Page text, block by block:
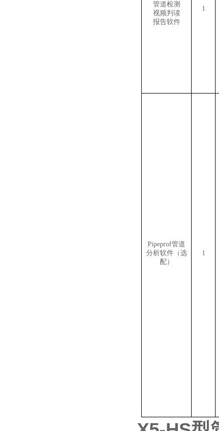
管道检测
视频判读
报告软件
1
Pipeprof管道
分析软件（选
配）
1